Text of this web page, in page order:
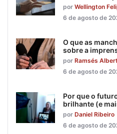
por Wellington
6 de agosto de
O que as
sobre a
por Ramsés
6 de agosto de
Por que o
brilhante (e
por Daniel Ribeiro
6 de agosto de